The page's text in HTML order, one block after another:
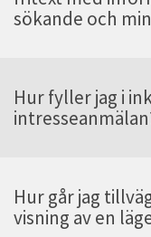
sökande och
Hur fyller jag i
Hur går jag
visning av en